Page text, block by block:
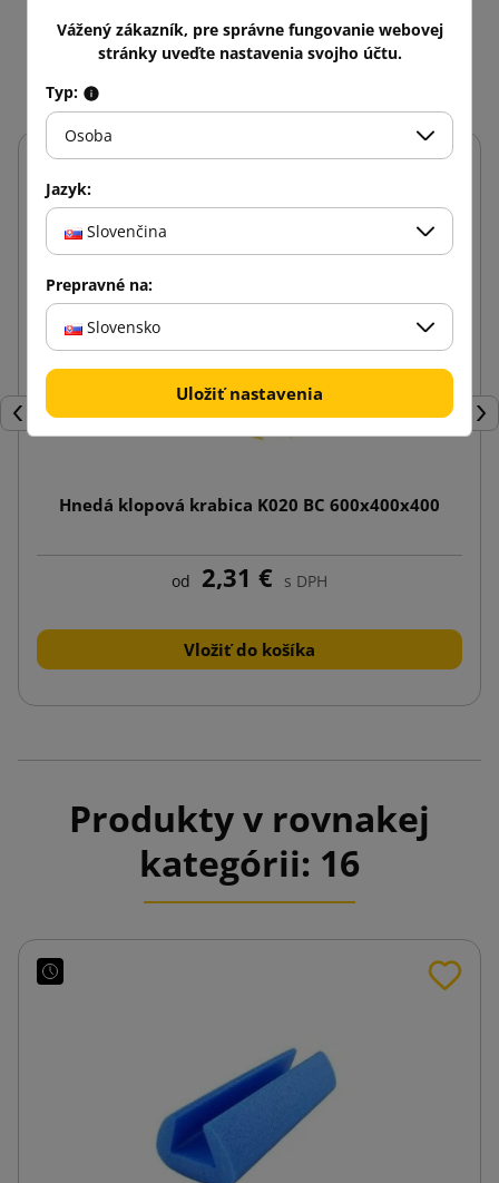
Mohlo by vás zaujať aj
Späť
Hnedá klopová krabica K020 BC 600x400x400
od 2,31 € s DPH
Vložiť do košíka
Produkty v rovnakej
kategórii: 16
Vážený zákazník, pre správne fungovanie webovej
stránky uveďte nastavenia svojho účtu.
Typ:
Osoba
Jazyk:
Slovenčina
Prepravné na:
Slovensko
Uložiť nastavenia